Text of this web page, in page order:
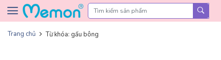
Skip to content
Trang chủ Từ khóa: gấu bông